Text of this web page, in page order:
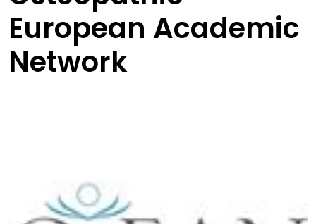
European Academic
Network